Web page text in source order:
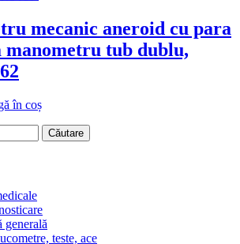
mecanic aneroid cu para
manometru tub dublu,
în coș
generală
teste, ace